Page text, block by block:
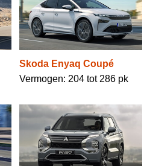
Skoda Enyaq Coupé
Vermogen: 204 tot 286 pk